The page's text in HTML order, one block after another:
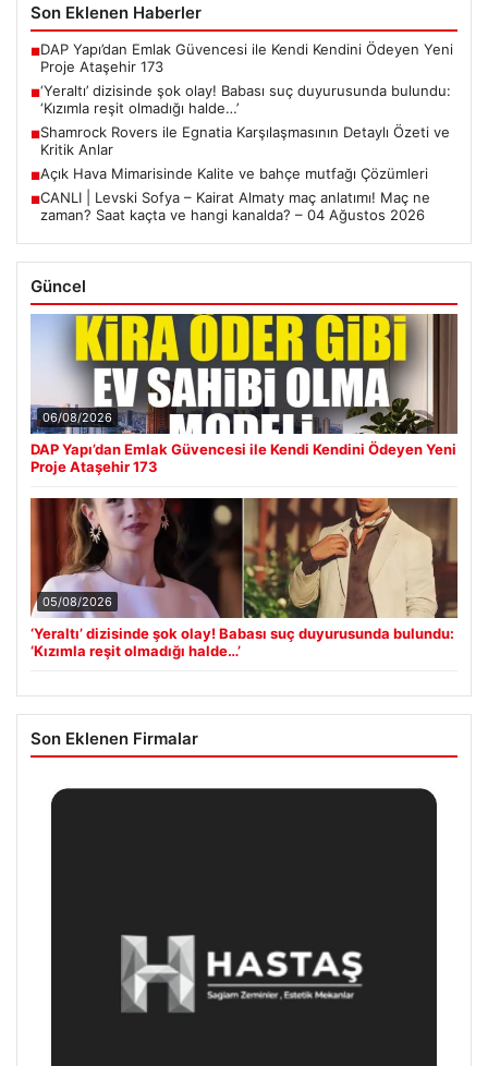
Son Eklenen Haberler
■DAP Yapı’dan Emlak Güvencesi ile Kendi Kendini Ödeyen Yeni
Proje Ataşehir 173
■‘Yeraltı’ dizisinde şok olay! Babası suç duyurusunda bulundu:
‘Kızımla reşit olmadığı halde…’
■Shamrock Rovers ile Egnatia Karşılaşmasının Detaylı Özeti ve
Kritik Anlar
■Açık Hava Mimarisinde Kalite ve bahçe mutfağı Çözümleri
■CANLI | Levski Sofya – Kairat Almaty maç anlatımı! Maç ne
zaman? Saat kaçta ve hangi kanalda? – 04 Ağustos 2026
Güncel
06/08/2026
DAP Yapı’dan Emlak Güvencesi ile Kendi Kendini Ödeyen Yeni
Proje Ataşehir 173
05/08/2026
‘Yeraltı’ dizisinde şok olay! Babası suç duyurusunda bulundu:
‘Kızımla reşit olmadığı halde…’
Son Eklenen Firmalar